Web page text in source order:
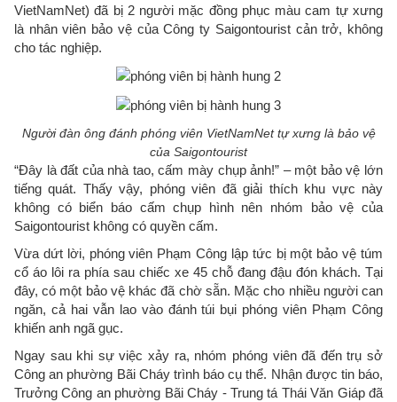
VietNamNet) đã bị 2 người mặc đồng phục màu cam tự xưng
là nhân viên bảo vệ của Công ty Saigontourist cản trở, không
cho tác nghiệp.
Người đàn ông đánh phóng viên VietNamNet tự xưng là bảo vệ
của Saigontourist
“Đây là đất của nhà tao, cấm mày chụp ảnh!” – một bảo vệ lớn
tiếng quát. Thấy vậy, phóng viên đã giải thích khu vực này
không có biển báo cấm chụp hình nên nhóm bảo vệ của
Saigontourist không có quyền cấm.
Vừa dứt lời, phóng viên Phạm Công lập tức bị một bảo vệ túm
cổ áo lôi ra phía sau chiếc xe 45 chỗ đang đậu đón khách. Tại
đây, có một bảo vệ khác đã chờ sẵn. Mặc cho nhiều người can
ngăn, cả hai vẫn lao vào đánh túi bụi phóng viên Phạm Công
khiến anh ngã gục.
Ngay sau khi sự việc xảy ra, nhóm phóng viên đã đến trụ sở
Công an phường Bãi Cháy trình báo cụ thể. Nhận được tin báo,
Trưởng Công an phường Bãi Cháy - Trung tá Thái Văn Giáp đã